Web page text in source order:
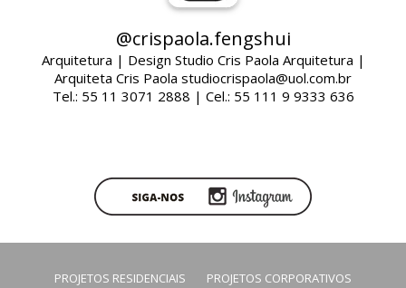
@crispaola.fengshui
Arquitetura | Design Studio Cris Paola Arquitetura |
Arquiteta Cris Paola studiocrispaola@uol.com.br
Tel.: 55 11 3071 2888 | Cel.: 55 111 9 9333 636
PROJETOS RESIDENCIAIS
PROJETOS CORPORATIVOS